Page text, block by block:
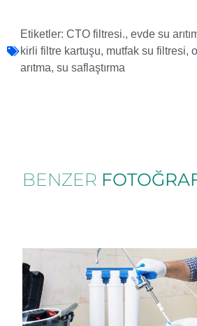
Etiketler: CTO filtresi., evde su
kirli filtre kartuşu, mutfak su filtresi,
arıtma, su saflaştırma
BENZER